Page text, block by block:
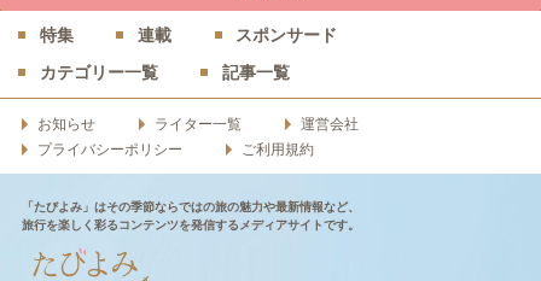
特集 連載
スポンサード
カテゴリー一覧
記事一覧
お知らせ ライター一覧
運営会社
プライバシーポリシー
ご利用規約
「たびよみ」はその季節ならではの旅の魅力や最新情報など、
旅行を楽しく彩るコンテンツを発信するメディアサイトです。